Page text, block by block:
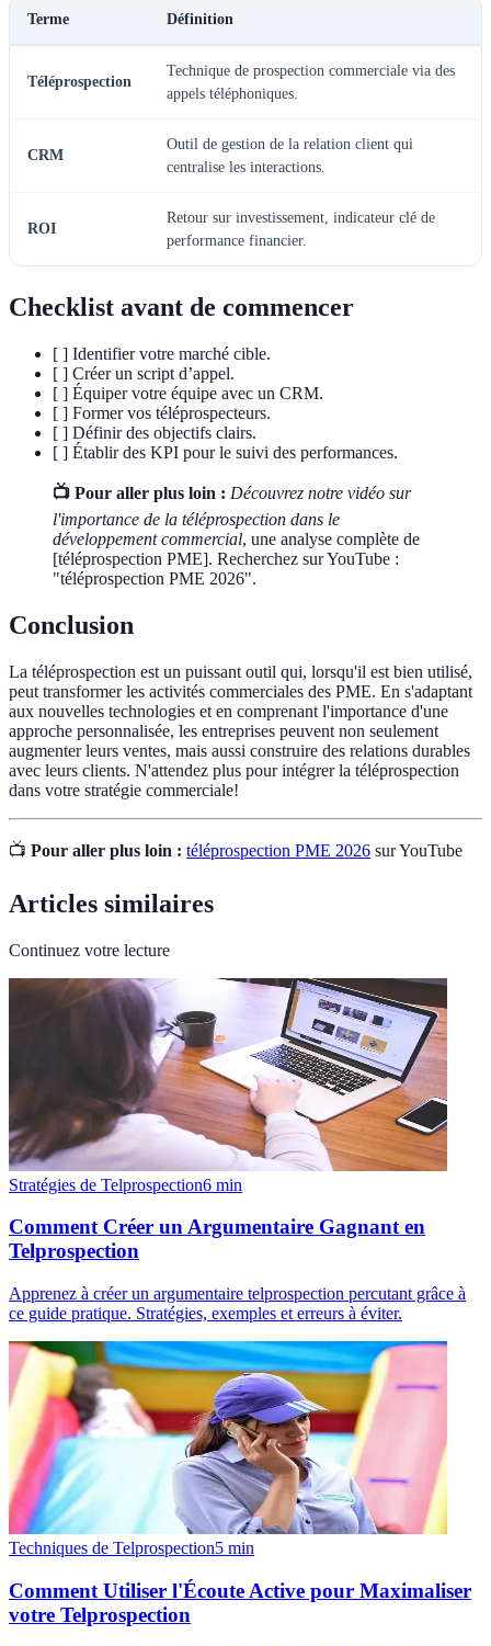
Terme Définition
Téléprospection
Technique de prospection commerciale via des
appels téléphoniques.
CRM
Outil de gestion de la relation client qui
centralise les interactions.
ROI
Retour sur investissement, indicateur clé de
performance financier.
Checklist avant de commencer
[ ] Identifier votre marché cible.
[ ] Créer un script d’appel.
[ ] Équiper votre équipe avec un CRM.
[ ] Former vos téléprospecteurs.
[ ] Définir des objectifs clairs.
[ ] Établir des KPI pour le suivi des performances.
📺 Pour aller plus loin : Découvrez notre vidéo sur
l'importance de la téléprospection dans le
développement commercial, une analyse complète de
[téléprospection PME]. Recherchez sur YouTube :
"téléprospection PME 2026".
Conclusion
La téléprospection est un puissant outil qui, lorsqu'il est bien utilisé,
peut transformer les activités commerciales des PME. En s'adaptant
aux nouvelles technologies et en comprenant l'importance d'une
approche personnalisée, les entreprises peuvent non seulement
augmenter leurs ventes, mais aussi construire des relations durables
avec leurs clients. N'attendez plus pour intégrer la téléprospection
dans votre stratégie commerciale!
📺 Pour aller plus loin : téléprospection PME 2026 sur YouTube
Articles similaires
Continuez votre lecture
Stratégies de Telprospection6 min
Comment Créer un Argumentaire Gagnant en
Telprospection
Apprenez à créer un argumentaire telprospection percutant grâce à
ce guide pratique. Stratégies, exemples et erreurs à éviter.
Techniques de Telprospection5 min
Comment Utiliser l'Écoute Active pour Maximaliser
votre Telprospection